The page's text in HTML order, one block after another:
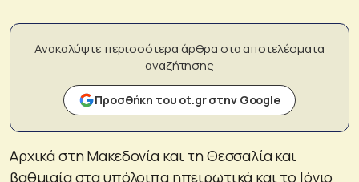
Ανακαλύψτε περισσότερα άρθρα στα αποτελέσματα
αναζήτησης
Προσθήκη του ot.gr στην Google
Αρχικά στη Μακεδονία και τη Θεσσαλία και
βαθμιαία στα υπόλοιπα ηπειρωτικά και το Ιόνιο